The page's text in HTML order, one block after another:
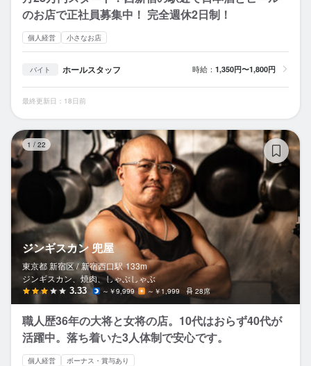
のお店で正社員募集中！ 完全週休2日制！
個人経営 小さなお店
バイト ホールスタッフ 時給： 1,350円〜1,800円
最終更新日：18日前
1 / 22
ジンギスカン 兜屋
東京都 新宿区 / 新宿西口駅 133m
ジンギスカン、焼肉、しゃぶしゃぶ
3.33 ～￥9,999 ～￥1,999 28席
職人歴36年の大将と女将の店。10代はおらず40代が
活躍中。落ち着いた3人体制で安心です。
個人経営 ボーナス・賞与あり